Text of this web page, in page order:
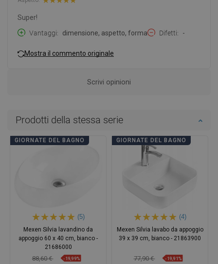
Super!
Vantaggi
dimensione, aspetto, forma Difetti -
Mostra il commento originale
Scrivi opinioni
Prodotti della stessa serie
GIORNATE DEL BAGNO
(5)
Mexen Silvia lavandino da
appoggio 60 x 40 cm, bianco -
21686000
88,60 € -19,99%
GIORNATE DEL BAGNO
(4)
Mexen Silvia lavabo da appoggio
39 x 39 cm, bianco - 21863900
77,90 € -19,91%